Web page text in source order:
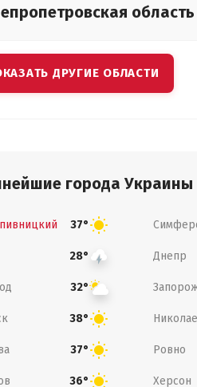
область
ДРУГИЕ ОБЛАСТИ
города Украины
37°
28° Днепр
32°
38°
37° Ровно
36° Херсон